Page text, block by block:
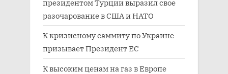
президентом Турции выразил свое
разочарование в США и НАТО
К кризисному саммиту по Украине
призывает Президент ЕС
К высоким ценам на газ в Европе